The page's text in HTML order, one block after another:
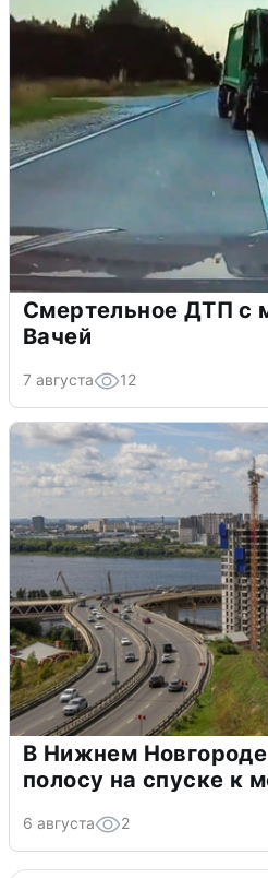
Смертельное ДТП с
Вачей
7 августа 12
В Нижнем
полосу на спуске к
6 августа 2